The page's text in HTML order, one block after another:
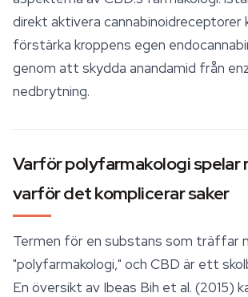
direkt aktivera cannabinoidreceptorer
förstärka kroppens egen
genom att skydda anandamid från
nedbrytning.
Varför polyfarmakologi spelar
varför det komplicerar saker
Termen för en substans som träffar
"polyfarmakologi," och CBD är ett
En översikt av Ibeas Bih et al. (2015)